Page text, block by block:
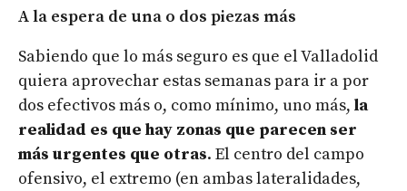
A la espera de una o dos piezas más
Sabiendo que lo más seguro es que el Valladolid
quiera aprovechar estas semanas para ir a por
dos efectivos más o, como mínimo, uno más, la
realidad es que hay zonas que parecen ser
más urgentes que otras. El centro del campo
ofensivo, el extremo (en ambas lateralidades,